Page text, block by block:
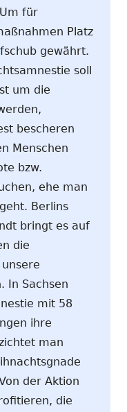
für
Platz
gewährt.
soll
um die
bescheren
Menschen
bzw.
ehe man
Berlins
bringt es auf
die
In Sachsen
mit 58
ihre
man
der Aktion
die